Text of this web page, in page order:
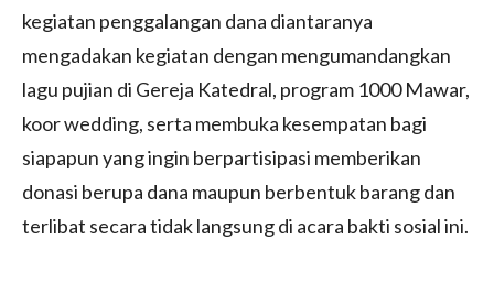
kegiatan penggalangan dana diantaranya
mengadakan kegiatan dengan mengumandangkan
lagu pujian di Gereja Katedral, program 1000 Mawar,
koor wedding, serta membuka kesempatan bagi
siapapun yang ingin berpartisipasi memberikan
donasi berupa dana maupun berbentuk barang dan
terlibat secara tidak langsung di acara bakti sosial ini.